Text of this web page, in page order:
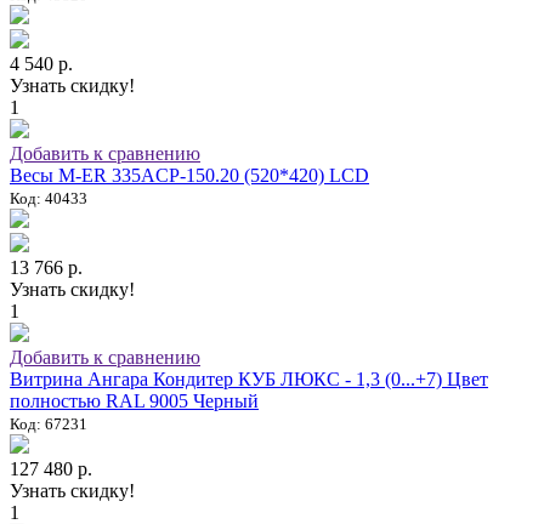
4 540 р.
Узнать скидку!
1
Добавить к сравнению
Весы M-ER 335ACP-150.20 (520*420) LCD
Код: 40433
13 766 р.
Узнать скидку!
1
Добавить к сравнению
Витрина Ангара Кондитер КУБ ЛЮКС - 1,3 (0...+7) Цвет
полностью RAL 9005 Черный
Код: 67231
127 480 р.
Узнать скидку!
1